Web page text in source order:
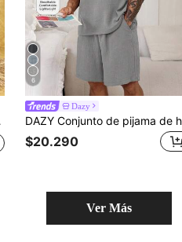
6
Dazy
$20.290
Ver Más